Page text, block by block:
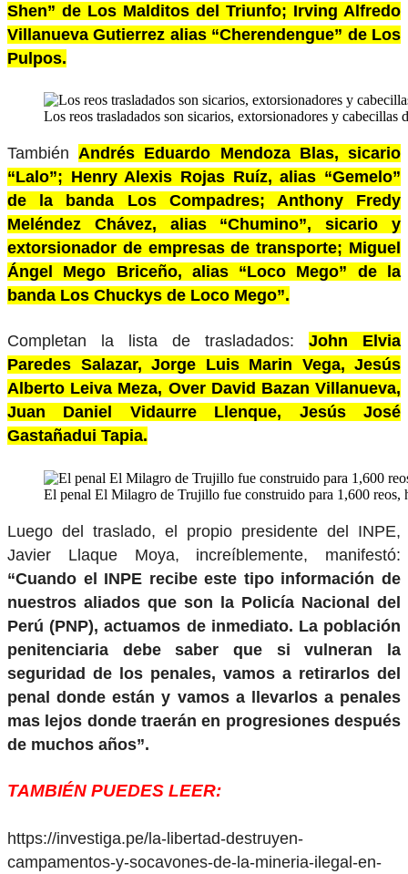
Shen” de Los Malditos del Triunfo; Irving Alfredo
Villanueva Gutierrez alias “Cherendengue” de Los
Pulpos.
Los reos trasladados son sicarios, extorsionadores y cabecillas
También Andrés Eduardo Mendoza Blas, sicario
“Lalo”; Henry Alexis Rojas Ruíz, alias “Gemelo”
de la banda Los Compadres; Anthony Fredy
Meléndez Chávez, alias “Chumino”, sicario y
extorsionador de empresas de transporte; Miguel
Ángel Mego Briceño, alias “Loco Mego” de la
banda Los Chuckys de Loco Mego”.
Completan la lista de trasladados: John Elvia
Paredes Salazar, Jorge Luis Marin Vega, Jesús
Alberto Leiva Meza, Over David Bazan Villanueva,
Juan Daniel Vidaurre Llenque, Jesús José
Gastañadui Tapia.
El penal El Milagro de Trujillo fue construido para 1,600 reos,
Luego del traslado, el propio presidente del INPE,
Javier Llaque Moya, increíblemente, manifestó:
“Cuando el INPE recibe este tipo información de
nuestros aliados que son la Policía Nacional del
Perú (PNP), actuamos de inmediato. La población
penitenciaria debe saber que si vulneran la
seguridad de los penales, vamos a retirarlos del
penal donde están y vamos a llevarlos a penales
mas lejos donde traerán en progresiones después
de muchos años”.
TAMBIÉN PUEDES LEER:
https://investiga.pe/la-libertad-destruyen-
campamentos-y-socavones-de-la-mineria-ilegal-en-